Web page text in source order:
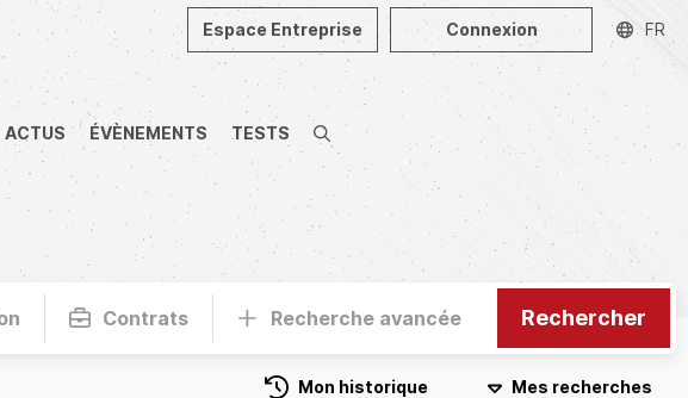
ACTUS ÉVÈNEMENTS TESTS Recherche
Espace Entreprise Connexion FR
Contrats Recherche avancée Rechercher
Mon historique Mes recherches